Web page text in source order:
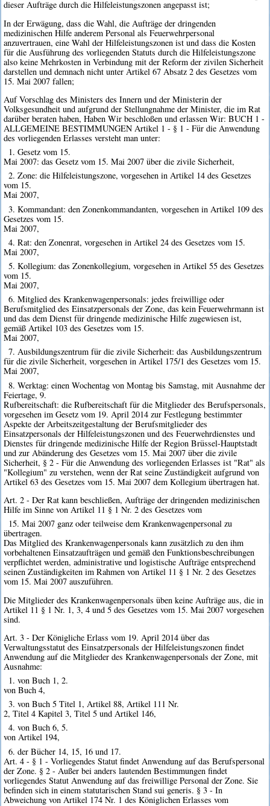
dieser Aufträge durch die Hilfeleistungszonen angepasst ist;
In der Erwägung, dass die Wahl, die Aufträge der dringenden
medizinischen Hilfe anderem Personal als Feuerwehrpersonal
anzuvertrauen, eine Wahl der Hilfeleistungszonen ist und dass die Kosten
für die Ausführung des vorliegenden Statuts durch die Hilfeleistungszone
also keine Mehrkosten in Verbindung mit der Reform der zivilen Sicherheit
darstellen und demnach nicht unter Artikel 67 Absatz 2 des Gesetzes vom
15. Mai 2007 fallen;
Auf Vorschlag des Ministers des Innern und der Ministerin der
Volksgesundheit und aufgrund der Stellungnahme der Minister, die im Rat
darüber beraten haben, Haben Wir beschloßen und erlassen Wir: BUCH 1 -
ALLGEMEINE BESTIMMUNGEN Artikel 1 - § 1 - Für die Anwendung
des vorliegenden Erlasses versteht man unter:
1. Gesetz vom 15.
Mai 2007: das Gesetz vom 15. Mai 2007 über die zivile Sicherheit,
2. Zone: die Hilfeleistungszone, vorgesehen in Artikel 14 des Gesetzes
vom 15.
Mai 2007,
3. Kommandant: den Zonenkommandanten, vorgesehen in Artikel 109 des
Gesetzes vom 15.
Mai 2007,
4. Rat: den Zonenrat, vorgesehen in Artikel 24 des Gesetzes vom 15.
Mai 2007,
5. Kollegium: das Zonenkollegium, vorgesehen in Artikel 55 des Gesetzes
vom 15.
Mai 2007,
6. Mitglied des Krankenwagenpersonals: jedes freiwillige oder
Berufsmitglied des Einsatzpersonals der Zone, das kein Feuerwehrmann ist
und das dem Dienst für dringende medizinische Hilfe zugewiesen ist,
gemäß Artikel 103 des Gesetzes vom 15.
Mai 2007,
7. Ausbildungszentrum für die zivile Sicherheit: das Ausbildungszentrum
für die zivile Sicherheit, vorgesehen in Artikel 175/1 des Gesetzes vom 15.
Mai 2007,
8. Werktag: einen Wochentag von Montag bis Samstag, mit Ausnahme der
Feiertage, 9.
Rufbereitschaft: die Rufbereitschaft für die Mitglieder des Berufspersonals,
vorgesehen im Gesetz vom 19. April 2014 zur Festlegung bestimmter
Aspekte der Arbeitszeitgestaltung der Berufsmitglieder des
Einsatzpersonals der Hilfeleistungszonen und des Feuerwehrdienstes und
Dienstes für dringende medizinische Hilfe der Region Brüssel-Hauptstadt
und zur Abänderung des Gesetzes vom 15. Mai 2007 über die zivile
Sicherheit, § 2 - Für die Anwendung des vorliegenden Erlasses ist "Rat" als
"Kollegium" zu verstehen, wenn der Rat seine Zuständigkeit aufgrund von
Artikel 63 des Gesetzes vom 15. Mai 2007 dem Kollegium übertragen hat.
Art. 2 - Der Rat kann beschließen, Aufträge der dringenden medizinischen
Hilfe im Sinne von Artikel 11 § 1 Nr. 2 des Gesetzes vom
15. Mai 2007 ganz oder teilweise dem Krankenwagenpersonal zu
übertragen.
Das Mitglied des Krankenwagenpersonals kann zusätzlich zu den ihm
vorbehaltenen Einsatzaufträgen und gemäß den Funktionsbeschreibungen
verpflichtet werden, administrative und logistische Aufträge entsprechend
seinen Zuständigkeiten im Rahmen von Artikel 11 § 1 Nr. 2 des Gesetzes
vom 15. Mai 2007 auszuführen.
Die Mitglieder des Krankenwagenpersonals üben keine Aufträge aus, die in
Artikel 11 § 1 Nr. 1, 3, 4 und 5 des Gesetzes vom 15. Mai 2007 vorgesehen
sind.
Art. 3 - Der Königliche Erlass vom 19. April 2014 über das
Verwaltungsstatut des Einsatzpersonals der Hilfeleistungszonen findet
Anwendung auf die Mitglieder des Krankenwagenpersonals der Zone, mit
Ausnahme:
1. von Buch 1, 2.
von Buch 4,
3. von Buch 5 Titel 1, Artikel 88, Artikel 111 Nr.
2, Titel 4 Kapitel 3, Titel 5 und Artikel 146,
4. von Buch 6, 5.
von Artikel 194,
6. der Bücher 14, 15, 16 und 17.
Art. 4 - § 1 - Vorliegendes Statut findet Anwendung auf das Berufspersonal
der Zone. § 2 - Außer bei anders lautenden Bestimmungen findet
vorliegendes Statut Anwendung auf das freiwillige Personal der Zone. Sie
befinden sich in einem statutarischen Stand sui generis. § 3 - In
Abweichung von Artikel 174 Nr. 1 des Königlichen Erlasses vom